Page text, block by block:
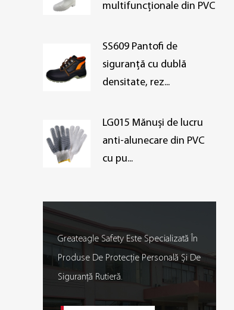
multifuncționale din PVC
SS609 Pantofi de
siguranță cu dublă
densitate, rez...
LG015 Mănuși de lucru
anti-alunecare din PVC
cu pu...
Greateagle Safety Este Specializată În
Produse De Protecție Personală Și De
Siguranță Rutieră.